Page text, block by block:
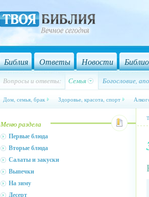
Библия Ответы Новости
Вопросы и ответы: Семья Богословие,
Дом, семья, брак Здоровье, красота, спорт
Меню раздела
Первые блюда
Вторые блюда
Салаты и закуски
Выпечки
На зиму
Десерт